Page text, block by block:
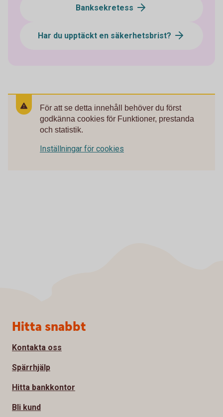
Banksekretess
Har du upptäckt en säkerhetsbrist?
För att se detta innehåll behöver du först
godkänna cookies för Funktioner, prestanda
och statistik.
Inställningar för cookies
Sidfot
Hitta snabbt
Kontakta oss
Spärrhjälp
Hitta bankkontor
Bli kund